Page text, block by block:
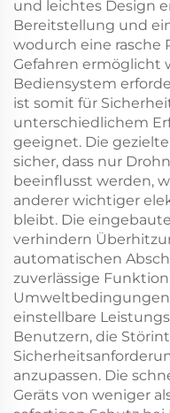
und leichtes Design
Bereitstellung und
wodurch eine rasche
Gefahren ermöglicht
Bediensystem
ist somit für
unterschiedlichem
geeignet. Die
sicher, dass nur
beeinflusst werden,
anderer wichtiger
bleibt. Die
verhindern
automatischen
zuverlässige
Umweltbedingungen
einstellbare
Benutzern, die
anzupassen. Die
Geräts von weniger